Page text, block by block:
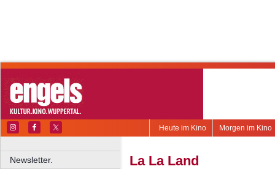
Morgen im Kino
Heute im Kino
Newsletter.
La La Land